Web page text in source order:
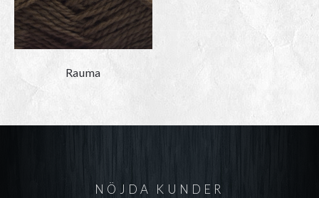
Rauma
NÖJDA KUNDER